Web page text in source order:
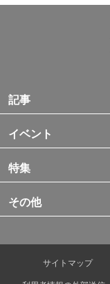
記事
イベント
特集
その他
サイトマップ